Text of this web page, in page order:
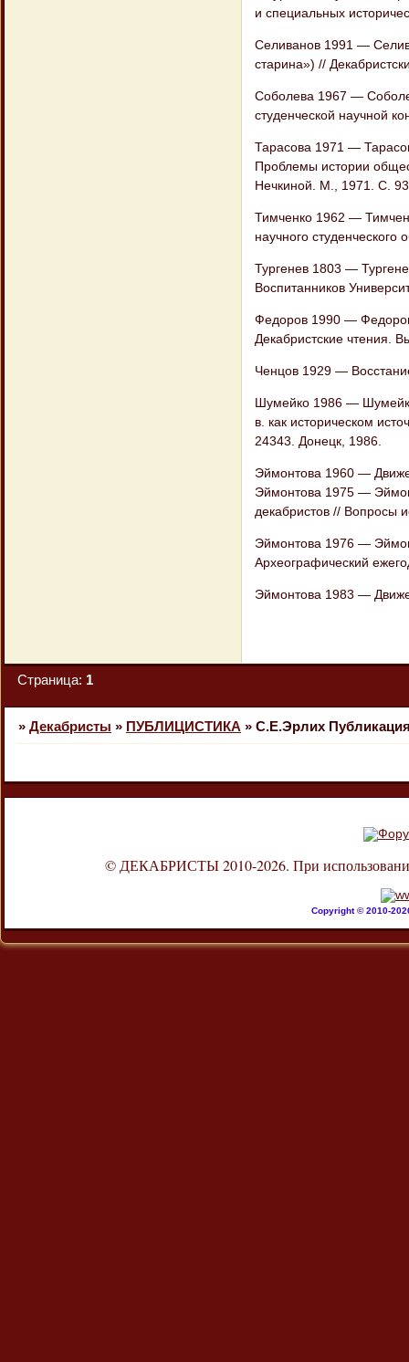
и специальных
Селиванов 1991 —
старина») //
Соболева 1967 —
студенческой научной
Тарасова 1971 —
Проблемы истории
Нечкиной. М., 1971. С.
Тимченко 1962 —
научного
Тургенев 1803 —
Воспитанников
Федоров 1990 —
Декабристские чтения.
Ченцов 1929 —
Шумейко 1986 —
в. как историческом
24343. Донецк, 1986.
Эймонтова 1960 —
Эймонтова 1975 —
декабристов // Вопросы
Эймонтова 1976 —
Археографический
Эймонтова 1983 —
Страница: 1
» Декабристы » ПУБЛИЦИСТИКА » С.Е.Эрлих
© ДЕКАБРИСТЫ 2010-2026. При использовании
Copyright © 2010-